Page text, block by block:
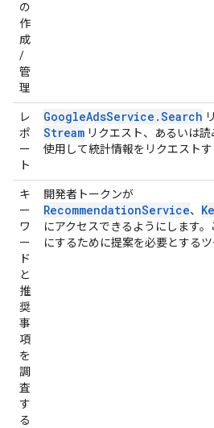
の
作
成
/
管
理
レ
ポ
ー
ト
GoogleAdsService .Search
Stream リクエスト、あるいは
使用して統計情報をリクエスト
キ
ー
ワ
ー
ド
と
推
奨
事
項
を
調
査
す
る
開発者トークンが
RecommendationService、
にアクセスできるようにします
にするために提案を必要とする